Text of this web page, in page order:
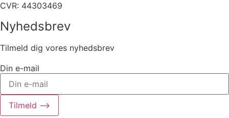
CVR: 44303469
Nyhedsbrev
Tilmeld dig vores nyhedsbrev
Din e-mail
Tilmeld ⟶